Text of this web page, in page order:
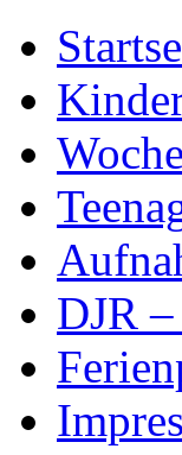
to
content
DJR